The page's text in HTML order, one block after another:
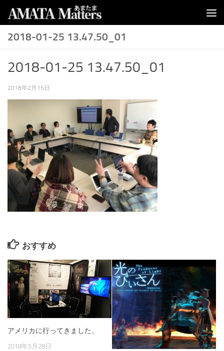
コンテンツへスキップ
2018-01-25 13.47.50_01
2018-01-25 13.47.50_01
2018年2月15日
おすすめ
アメリカに行ってきました。
2018年5月28日